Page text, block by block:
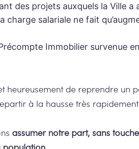
des projets auxquels la Ville
salariale ne fait
Immobilier survenue
de reprendre un
à la hausse très
assumer notre part, sans